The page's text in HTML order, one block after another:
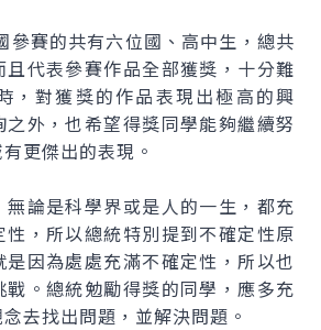
賽的共有六位國、高中生，總共
代表參賽作品全部獲獎，十分難
，對獲獎的作品表現出極高的興
外，也希望得獎同學能夠繼續努
更傑出的表現。
論是科學界或是人的一生，都充
，所以總統特別提到不確定性原
因為處處充滿不確定性，所以也
。總統勉勵得獎的同學，應多充
去找出問題，並解決問題。